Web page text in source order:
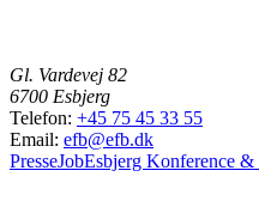
Gl. Vardevej 82
6700 Esbjerg
Telefon: +45 75 45 33 55
Email: efb@efb.dk
PresseJobEsbjerg Konference &